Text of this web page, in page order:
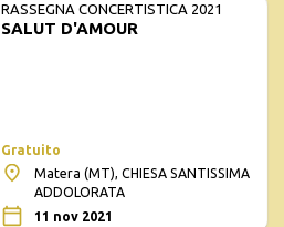
RASSEGNA CONCERTISTICA 2021
SALUT D'AMOUR
Gratuito
Matera (MT), CHIESA SANTISSIMA
ADDOLORATA
11 nov 2021